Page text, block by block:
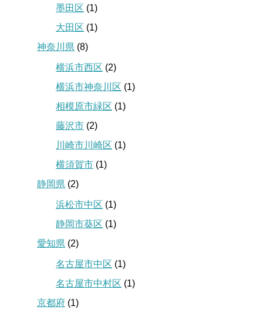
墨田区 (1)
大田区 (1)
神奈川県 (8)
横浜市西区 (2)
横浜市神奈川区 (1)
相模原市緑区 (1)
藤沢市 (2)
川崎市川崎区 (1)
横須賀市 (1)
静岡県 (2)
浜松市中区 (1)
静岡市葵区 (1)
愛知県 (2)
名古屋市中区 (1)
名古屋市中村区 (1)
京都府 (1)